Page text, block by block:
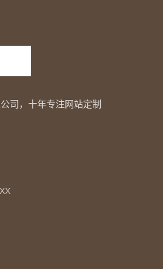
司，十年专注网站定制